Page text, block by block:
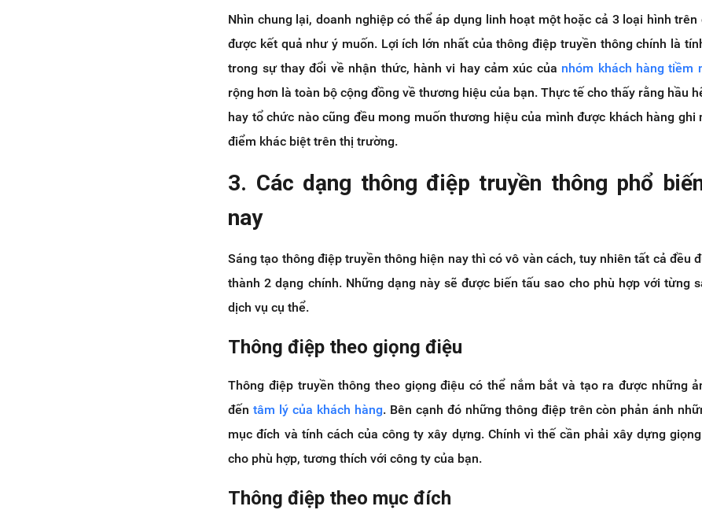
Nhìn chung lại, doanh nghiệp có thể áp dụng linh hoạt một hoặc cả 3 loại hình trên
được kết quả như ý muốn. Lợi ích lớn nhất của thông điệp truyền thông chính là
trong sự thay đổi về nhận thức, hành vi hay cảm xúc của nhóm khách hàng tiềm
rộng hơn là toàn bộ cộng đồng về thương hiệu của bạn. Thực tế cho thấy rằng hầu
hay tổ chức nào cũng đều mong muốn thương hiệu của mình được khách hàng ghi
điểm khác biệt trên thị trường.
3. Các dạng thông điệp truyền thông phổ
nay
Sáng tạo thông điệp truyền thông hiện nay thì có vô vàn cách, tuy nhiên tất cả đều
thành 2 dạng chính. Những dạng này sẽ được biến tấu sao cho phù hợp với từng
dịch vụ cụ thể.
Thông điệp theo giọng điệu
Thông điệp truyền thông theo giọng điệu có thể nắm bắt và tạo ra được những
đếntâm lý của khách hàng. Bên cạnh đó những thông điệp trên còn phản ánh
mục đích và tính cách của công ty xây dựng. Chính vì thế cần phải xây dựng
cho phù hợp, tương thích với công ty của bạn.
Thông điệp theo mục đích